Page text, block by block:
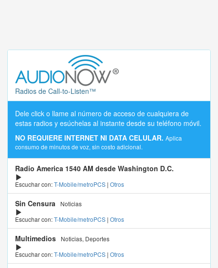
Radios de Call-to-Listen™
Dele click o llame al número de acceso de cualquiera de
estas radios y esúchelas al instante desde su teléfono móvil.
NO REQUIERE INTERNET NI DATA CELULAR. Aplica
consumo de minutos de voz, sin costo adicional.
Radio America 1540 AM desde Washington D.C.
Escuchar con:T-Mobile/metroPCS | Otros
Sin Censura
Noticias
Escuchar con:T-Mobile/metroPCS | Otros
Multimedios
Noticias, Deportes
Escuchar con:T-Mobile/metroPCS | Otros